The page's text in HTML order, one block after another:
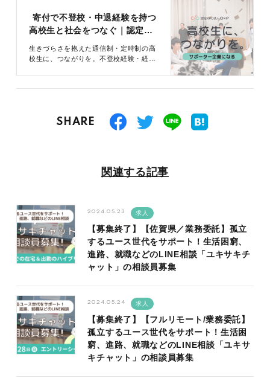
寄付で不登校・中退経験を持つ
高校生と社会をつなぐ｜認定
NPO法人D×P
生きづらさを抱えた通信制・定時制の高
校生に、つながりを。不登校経験・経済
ットをつくりませんか？
SHARE
関連する記事
【募集終了】【佐賀県／業務委託】孤立
するユース世代をサポート！生活困窮、
進路、就職などのLINE相談「ユキサキチ
ャット」の相談員募集
2024.05.23 求人
【募集終了】【フルリモート/業務委託】
孤立するユース世代をサポート！生活困
窮、進路、就職などのLINE相談「ユキサ
キチャット」の相談員募集
2024.05.24 求人